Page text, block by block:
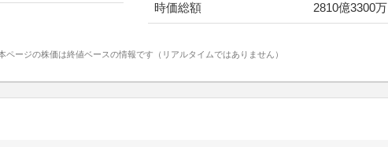
時価総額 2810億3300万
ページの株価は終値ベースの情報です（リアルタイムではありません）